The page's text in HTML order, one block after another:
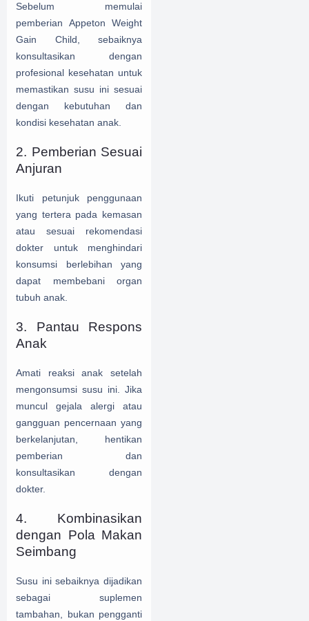
Sebelum memulai
pemberian Appeton Weight
Gain Child, sebaiknya
konsultasikan dengan
profesional kesehatan untuk
memastikan susu ini sesuai
dengan kebutuhan dan
kondisi kesehatan anak.
2. Pemberian Sesuai
Anjuran
Ikuti petunjuk penggunaan
yang tertera pada kemasan
atau sesuai rekomendasi
dokter untuk menghindari
konsumsi berlebihan yang
dapat membebani organ
tubuh anak.
3. Pantau Respons
Anak
Amati reaksi anak setelah
mengonsumsi susu ini. Jika
muncul gejala alergi atau
gangguan pencernaan yang
berkelanjutan, hentikan
pemberian dan
konsultasikan dengan
dokter.
4. Kombinasikan
dengan Pola Makan
Seimbang
Susu ini sebaiknya dijadikan
sebagai suplemen
tambahan, bukan pengganti